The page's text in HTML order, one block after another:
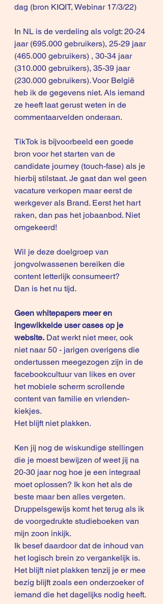
dag (bron KIQIT, Webinar 17/3/22)
In NL is de verdeling als volgt: 20-24
jaar (695.000 gebruikers), 25-29 jaar
(465.000 gebruikers) , 30-34 jaar
(310.000 gebruikers), 35-39 jaar
(230.000 gebruikers). Voor België
heb ik de gegevens niet. Als iemand
ze heeft laat gerust weten in de
commentaarvelden onderaan.
TikTok is bijvoorbeeld een goede
bron voor het starten van de
candidate journey (touch-fase) als je
hierbij stilstaat. Je gaat dan wel geen
vacature verkopen maar eerst de
werkgever als Brand. Eerst het hart
raken, dan pas het jobaanbod. Niet
omgekeerd!
Wil je deze doelgroep van
jongvolwassenen bereiken die
content letterlijk consumeert?
Dan is het nu tijd.
Geen whitepapers meer en
ingewikkelde user cases op je
website. Dat werkt niet meer, ook
niet naar 50 - jarigen overigens die
ondertussen meegezogen zijn in de
facebookcultuur van likes en over
het mobiele scherm scrollende
content van familie en vrienden-
kiekjes.
Het blijft niet plakken.
Ken jij nog de wiskundige stellingen
die je moest bewijzen of weet jij na
20-30 jaar nog hoe je een integraal
moet oplossen? Ik kon het als de
beste maar ben alles vergeten.
Druppelsgewijs komt het terug als ik
de voorgedrukte studieboeken van
mijn zoon inkijk.
Ik besef daardoor dat de inhoud van
het logisch brein zo vergankelijk is.
Het blijft niet plakken tenzij je er mee
bezig blijft zoals een onderzoeker of
iemand die het dagelijks nodig heeft.